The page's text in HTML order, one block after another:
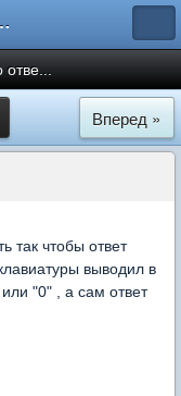
INDIGO
отве...
Вперед »
так чтобы ответ
выводил в
или "0" , а сам ответ